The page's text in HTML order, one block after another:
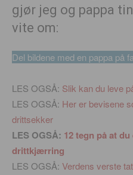
gjør jeg og pappa
vite om:
Del bildene med en pappa på
LES OGSÅ: Slik kan du leve
LES OGSÅ: Her er bevisene
drittsekker
LES OGSÅ: 12 tegn på at
drittkjærring
LES OGSÅ: Verdens verste